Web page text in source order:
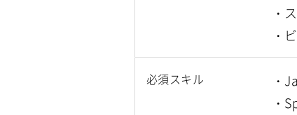
・
・
必須スキル
・
・